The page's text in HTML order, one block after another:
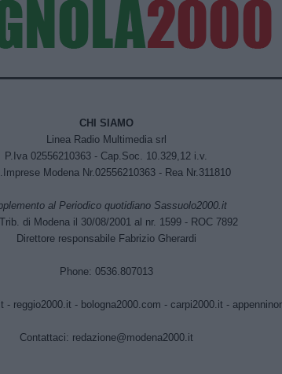
CHI SIAMO
Linea Radio Multimedia srl
P.Iva 02556210363 - Cap.Soc. 10.329,12 i.v.
Modena Nr.02556210363 - Rea Nr.311810
al Periodico quotidiano Sassuolo2000.it
di Modena il 30/08/2001 al nr. 1599 - ROC 7892
Direttore responsabile Fabrizio Gherardi
Phone: 0536.807013
- reggio2000.it - bologna2000.com - carpi2000.it-
Contattaci: redazione@modena2000.it